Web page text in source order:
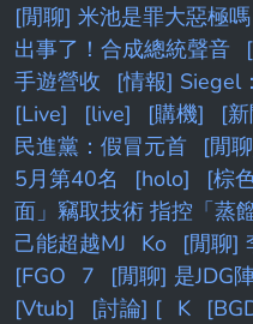
[閒聊] 米池是罪大惡極嗎
出事了！合成總統聲音
手遊營收
[情報] Siegel
[Live]
[live] [購機]
[
民進黨：假冒元首
[閒
5月第40名
[holo] [棕
面」竊取技術 指控「蒸
己能超越MJ
Ko [閒聊]
[FGO
7
[閒聊] 是JDG
[Vtub]
[討論] [ K